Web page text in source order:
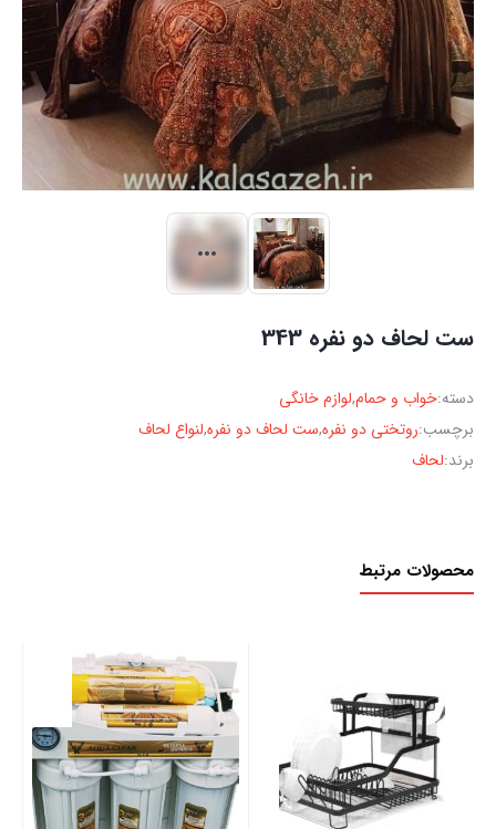
ست لحاف دو نفره 343
دسته:خواب و حمام,لوازم خانگی
برچسب:روتختی دو نفره,ست لحاف دو نفره,لنواع لحاف
برند:لحاف
محصولات مرتبط